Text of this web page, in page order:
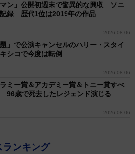
マン」公開初週末で驚異的な興収 ソニ
録 歴代1位は2019年の作品
2026.08.06
題」で公演キャンセルのハリー・スタイ
シコで今度は転倒
2026.08.06
ミー賞＆アカデミー賞＆トニー賞すべ
96歳で死去したレジェンド演じる
2026.08.06
ランキング